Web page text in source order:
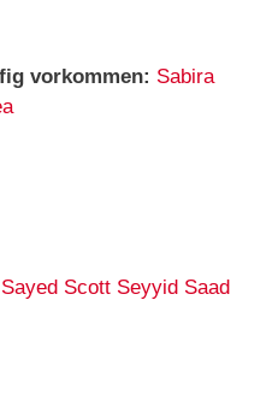
vorkommen: Sabira
Sayed Scott Seyyid Saad